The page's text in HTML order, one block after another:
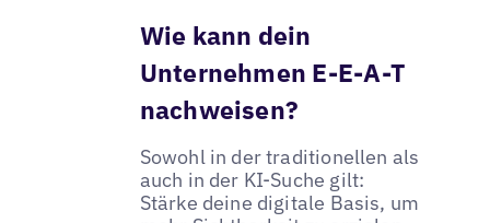
Wie kann dein
Unternehmen E-E-A-T
nachweisen?
Sowohl in der traditionellen als
auch in der KI-Suche gilt:
Stärke deine digitale Basis, um